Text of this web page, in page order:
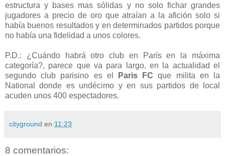
estructura y bases mas sólidas y no solo fichar grandes
jugadores a precio de oro que atraían a la afición solo si
había buenos resultados y en determinados partidos porque
no había una fidelidad a unos colores.
P.D.: ¿Cuándo habrá otro club en París en la máxima
categoría?, parece que va para largo, en la actualidad el
segundo club parisino es el
Paris FC que milita en la
National donde es undécimo y en sus partidos de local
acuden unos 400 espectadores.
cityground en 11:23
8 comentarios: